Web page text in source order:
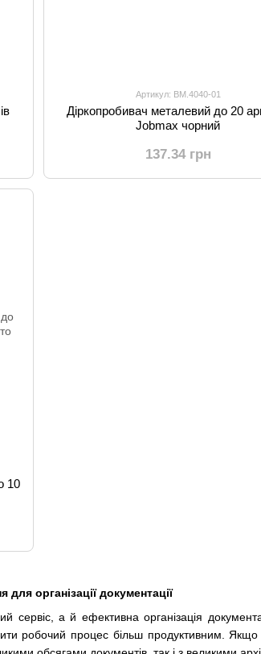
організації документації
сервіс, а й ефективна організація
робочий процес більш продуктивним. Якщо
Артикул: BM.4040-01
Діркопробивач металевий до 20
Jobmax чорний
137.34 грн
10